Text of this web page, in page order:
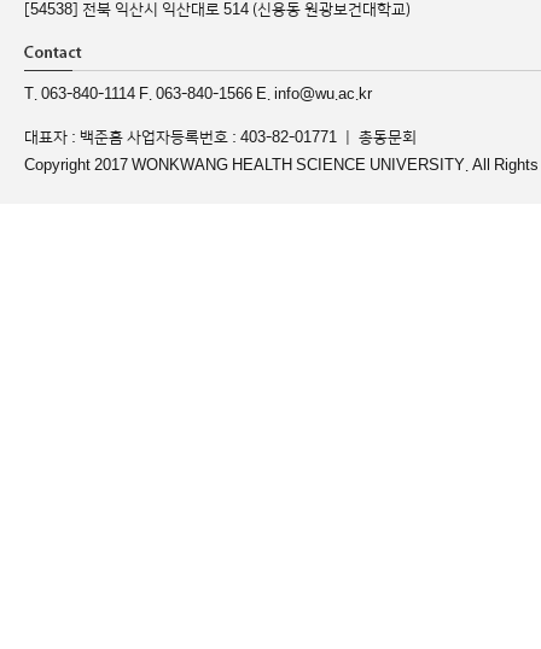
[54538] 전북 익산시 익산대로 514 (신용동 원광보건대학교)
T. 063-840-1114 F. 063-840-1566 E. info@wu.ac.kr
대표자 : 백준흠 사업자등록번호 : 403-82-01771 ｜ 총동문회
Copyright 2017 WONKWANG HEALTH SCIENCE UNIVERSITY. All